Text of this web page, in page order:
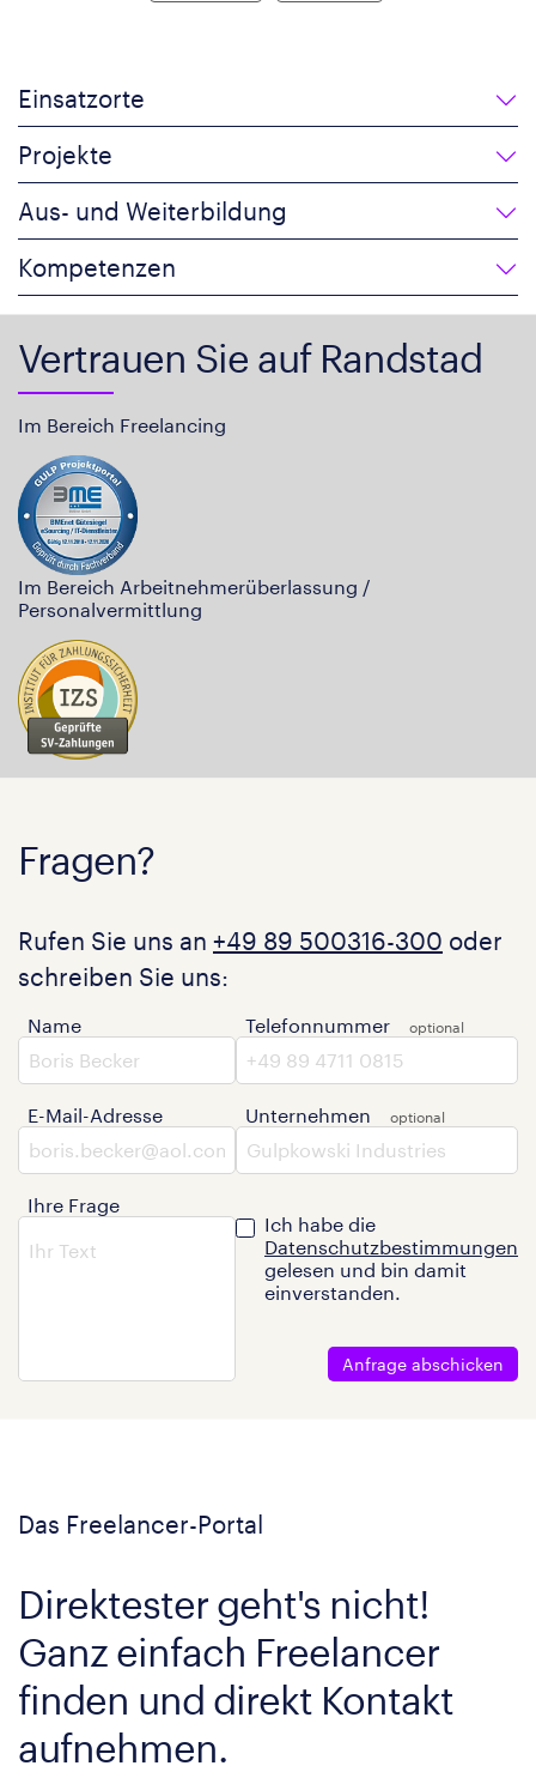
Einsatzorte
Projekte
Aus- und Weiterbildung
Kompetenzen
Vertrauen Sie auf Randstad
Im Bereich Freelancing
Im Bereich Arbeitnehmerüberlassung /
Personalvermittlung
Fragen?
Rufen Sie uns an +49 89 500316-300 oder
schreiben Sie uns:
Name
E-Mail-Adresse
Ihre Frage
Telefonnummer
Unternehmen
Ich habe die
Datenschutzbestimmungen
gelesen und bin damit
einverstanden.
Anfrage abschicken
Das Freelancer-Portal
Direktester geht's nicht!
Ganz einfach Freelancer
finden und direkt Kontakt
aufnehmen.